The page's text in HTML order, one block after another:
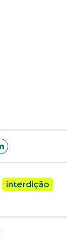
interdição